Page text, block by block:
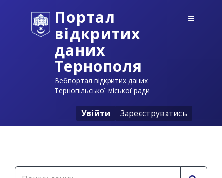
Портал
відкритих
даних
Тернополя
Вебпортал відкритих даних
Тернопільської міської ради
Увійти Зареєструватись